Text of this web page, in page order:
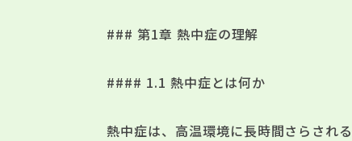
### 第1章 熱中症の理解
#### 1.1 熱中症とは何か
熱中症は、高温環境に長時間さらされ